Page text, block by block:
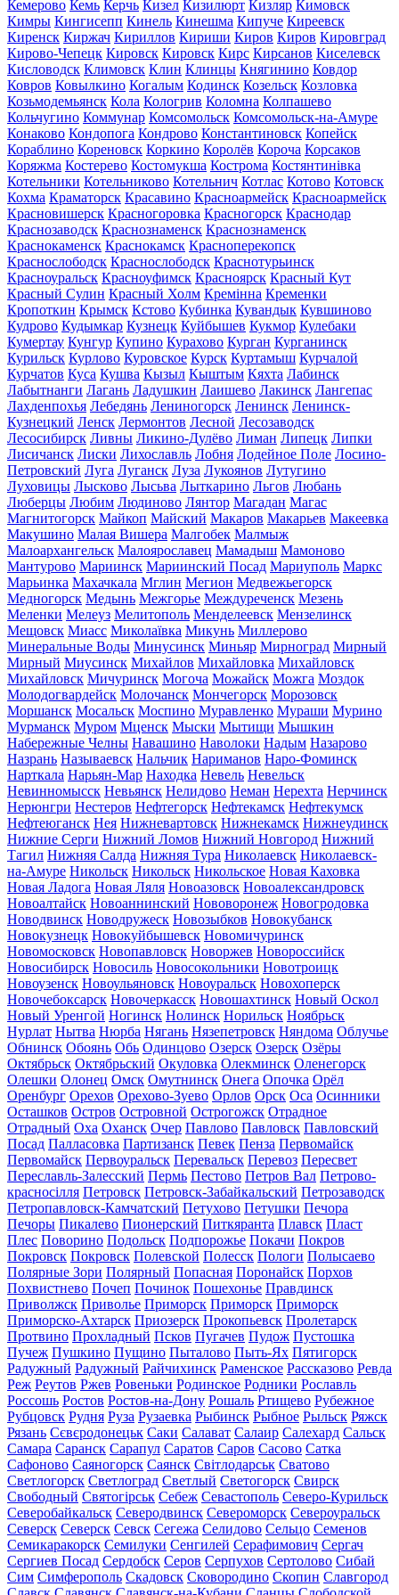
Кемерово Кемь Керчь Кизел Кизилюрт Кизляр Кимовск
Кимры Кингисепп Кинель Кинешма Кипуче Киреевск
Киренск Киржач Кириллов Кириши Киров Киров Кировград
Кирово-Чепецк Кировск Кировск Кирс Кирсанов Киселевск
Кисловодск Климовск Клин Клинцы Княгинино Ковдор
Ковров Ковылкино Когалым Кодинск Козельск Козловка
Козьмодемьянск Кола Кологрив Коломна Колпашево
Кольчугино Коммунар Комсомольск Комсомольск-на-Амуре
Конаково Кондопога Кондрово Константиновск Копейск
Кораблино Кореновск Коркино Королёв Короча Корсаков
Коряжма Костерево Костомукша Кострома Костянтинівка
Котельники Котельниково Котельнич Котлас Котово Котовск
Кохма Краматорск Красавино Красноармейск Красноармейск
Красновишерск Красногоровка Красногорск Краснодар
Краснозаводск Краснознаменск Краснознаменск
Краснокаменск Краснокамск Красноперекопск
Краснослободск Краснослободск Краснотурьинск
Красноуральск Красноуфимск Красноярск Красный Кут
Красный Сулин Красный Холм Кремінна Кременки
Кропоткин Крымск Кстово Кубинка Кувандык Кувшиново
Кудрово Кудымкар Кузнецк Куйбышев Кукмор Кулебаки
Кумертау Кунгур Купино Курахово Курган Курганинск
Курильск Курлово Куровское Курск Куртамыш Курчалой
Курчатов Куса Кушва Кызыл Кыштым Кяхта Лабинск
Лабытнанги Лагань Ладушкин Лаишево Лакинск Лангепас
Лахденпохья Лебедянь Лениногорск Ленинск Ленинск-
Кузнецкий Ленск Лермонтов Лесной Лесозаводск
Лесосибирск Ливны Ликино-Дулёво Лиман Липецк Липки
Лисичанск Лиски Лихославль Лобня Лодейное Поле Лосино-
Петровский Луга Луганск Луза Лукоянов Лутугино
Луховицы Лысково Лысьва Лыткарино Льгов Любань
Люберцы Любим Людиново Лянтор Магадан Магас
Магнитогорск Майкоп Майский Макаров Макарьев Макеевка
Макушино Малая Вишера Малгобек Малмыж
Малоархангельск Малоярославец Мамадыш Мамоново
Мантурово Мариинск Мариинский Посад Мариуполь Маркс
Марьинка Махачкала Мглин Мегион Медвежьегорск
Медногорск Медынь Межгорье Междуреченск Мезень
Меленки Мелеуз Мелитополь Менделеевск Мензелинск
Мещовск Миасс Миколаївка Микунь Миллерово
Минеральные Воды Минусинск Миньяр Мирноград Мирный
Мирный Миусинск Михайлов Михайловка Михайловск
Михайловск Мичуринск Могоча Можайск Можга Моздок
Молодогвардейск Молочанск Мончегорск Морозовск
Моршанск Мосальск Моспино Муравленко Мураши Мурино
Мурманск Муром Мценск Мыски Мытищи Мышкин
Набережные Челны Навашино Наволоки Надым Назарово
Назрань Называевск Нальчик Нариманов Наро-Фоминск
Нарткала Нарьян-Мар Находка Невель Невельск
Невинномысск Невьянск Нелидово Неман Нерехта Нерчинск
Нерюнгри Нестеров Нефтегорск Нефтекамск Нефтекумск
Нефтеюганск Нея Нижневартовск Нижнекамск Нижнеудинск
Нижние Серги Нижний Ломов Нижний Новгород Нижний
Тагил Нижняя Салда Нижняя Тура Николаевск Николаевск-
на-Амуре Никольск Никольск Никольское Новая Каховка
Новая Ладога Новая Ляля Новоазовск Новоалександровск
Новоалтайск Новоаннинский Нововоронеж Новогродовка
Новодвинск Новодружеск Новозыбков Новокубанск
Новокузнецк Новокуйбышевск Новомичуринск
Новомосковск Новопавловск Новоржев Новороссийск
Новосибирск Новосиль Новосокольники Новотроицк
Новоузенск Новоульяновск Новоуральск Новохоперск
Новочебоксарск Новочеркасск Новошахтинск Новый Оскол
Новый Уренгой Ногинск Нолинск Норильск Ноябрьск
Нурлат Нытва Нюрба Нягань Нязепетровск Няндома Облучье
Обнинск Обоянь Обь Одинцово Озерск Озерск Озёры
Октябрьск Октябрьский Окуловка Олекминск Оленегорск
Олешки Олонец Омск Омутнинск Онега Опочка Орёл
Оренбург Орехов Орехово-Зуево Орлов Орск Оса Осинники
Осташков Остров Островной Острогожск Отрадное
Отрадный Оха Оханск Очер Павлово Павловск Павловский
Посад Палласовка Партизанск Певек Пенза Первомайск
Первомайск Первоуральск Перевальск Перевоз Пересвет
Переславль-Залесский Пермь Пестово Петров Вал Петрово-
красносілля Петровск Петровск-Забайкальский Петрозаводск
Петропавловск-Камчатский Петухово Петушки Печора
Печоры Пикалево Пионерский Питкяранта Плавск Пласт
Плес Поворино Подольск Подпорожье Покачи Покров
Покровск Покровск Полевской Полесск Пологи Полысаево
Полярные Зори Полярный Попасная Поронайск Порхов
Похвистнево Почеп Починок Пошехонье Правдинск
Приволжск Приволье Приморск Приморск Приморск
Приморско-Ахтарск Приозерск Прокопьевск Пролетарск
Протвино Прохладный Псков Пугачев Пудож Пустошка
Пучеж Пушкино Пущино Пыталово Пыть-Ях Пятигорск
Радужный Радужный Райчихинск Раменское Рассказово Ревда
Реж Реутов Ржев Ровеньки Родинское Родники Рославль
Россошь Ростов Ростов-на-Дону Рошаль Ртищево Рубежное
Рубцовск Рудня Руза Рузаевка Рыбинск Рыбное Рыльск Ряжск
Рязань Сєвєродонецьк Саки Салават Салаир Салехард Сальск
Самара Саранск Сарапул Саратов Саров Сасово Сатка
Сафоново Саяногорск Саянск Світлодарськ Сватово
Светлогорск Светлоград Светлый Светогорск Свирск
Свободный Святогірськ Себеж Севастополь Северо-Курильск
Северобайкальск Северодвинск Североморск Североуральск
Северск Северск Севск Сегежа Селидово Сельцо Семенов
Семикаракорск Семилуки Сенгилей Серафимович Сергач
Сергиев Посад Сердобск Серов Серпухов Сертолово Сибай
Сим Симферополь Скадовск Сковородино Скопин Славгород